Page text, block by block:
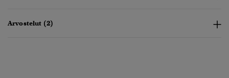
Arvostelut (2)